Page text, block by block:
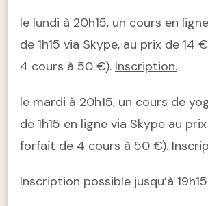
le lundi à 20h15, un cours en
de 1h15 via Skype, au prix de 14
4 cours à 50 €). Inscription.
le mardi à 20h15, un cours de
de 1h15 en ligne via Skype au
forfait de 4 cours à 50 €).
Inscription possible jusqu’à